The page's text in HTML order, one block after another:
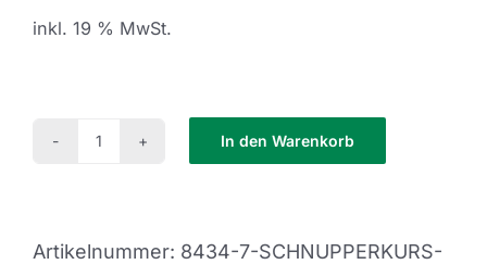
inkl. 19 % MwSt.
Schnupperkurs
In den Warenkorb
Artikelnummer: 8434-7-SCHNUPPERKURS-